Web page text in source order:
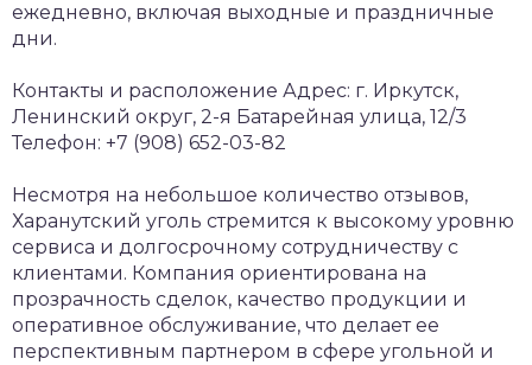
ежедневно, включая выходные и праздничные
дни.
Контакты и расположение Адрес: г. Иркутск,
Ленинский округ, 2-я Батарейная улица, 12/3
Телефон: +7 (908) 652-03-82
Несмотря на небольшое количество отзывов,
Харанутский уголь стремится к высокому уровню
сервиса и долгосрочному сотрудничеству с
клиентами. Компания ориентирована на
прозрачность сделок, качество продукции и
оперативное обслуживание, что делает ее
перспективным партнером в сфере угольной и